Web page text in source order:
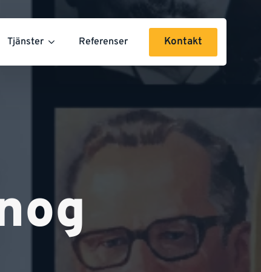
Tjänster Referenser Kontakt